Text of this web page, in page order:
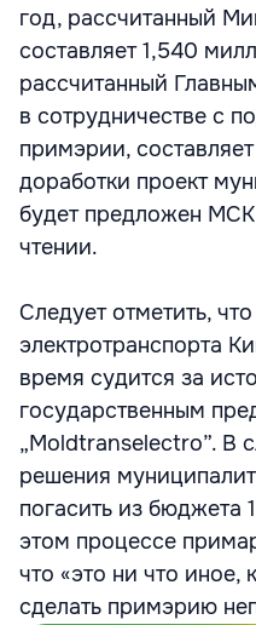
год, рассчитанный
составляет 1,540
рассчитанный
в сотрудничестве с
примэрии,
доработки проект
будет предложен
чтении.
Следует отметить,
электротранспорта
время судится за
государственным
„Moldtranselectro”. В
решения
погасить из бюджета
этом процессе
что «это ни что иное,
сделать примэрию